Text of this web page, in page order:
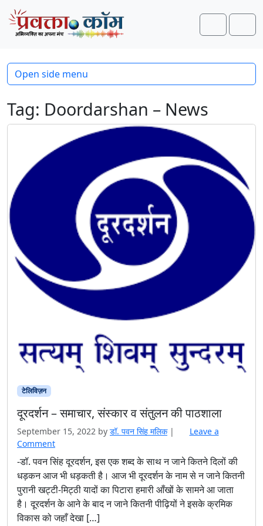
Skip to content
Skip to footer
Search
Tag: Doordarshan – News
टेलिविज़न
दूरदर्शन – समाचार, संस्कार व संतुलन की पाठशाला
September 15, 2022 by डॉ. पवन सिंह मलिक |
Leave a
Comment
-डॉ. पवन सिंह दूरदर्शन, इस एक शब्द के साथ न जाने कितने दिलों की
धड़कन आज भी धड़कती है। आज भी दूरदर्शन के नाम से न जाने कितनी
पुरानी खट्टी-मिट्ठी यादों का पिटारा हमारी आँखों के सामने आ जाता
है। दूरदर्शन के आने के बाद न जाने कितनी पीढ़ियों ने इसके क्रमिक
विकास को जहाँ देखा […]
Open side menu